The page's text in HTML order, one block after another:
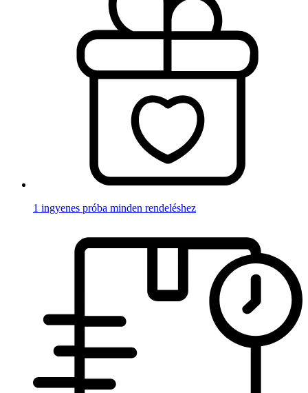
1 ingyenes próba minden rendeléshez